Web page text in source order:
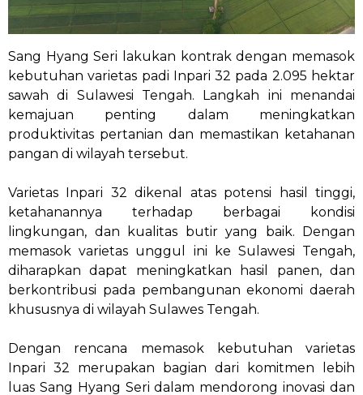
Sang Hyang Seri lakukan kontrak dengan memasok
kebutuhan varietas padi Inpari 32 pada 2.095 hektar
sawah di Sulawesi Tengah. Langkah ini menandai
kemajuan penting dalam meningkatkan
produktivitas pertanian dan memastikan ketahanan
pangan di wilayah tersebut.
Varietas Inpari 32 dikenal atas potensi hasil tinggi,
ketahanannya terhadap berbagai kondisi
lingkungan, dan kualitas butir yang baik. Dengan
memasok varietas unggul ini ke Sulawesi Tengah,
diharapkan dapat meningkatkan hasil panen, dan
berkontribusi pada pembangunan ekonomi daerah
khususnya di wilayah Sulawes Tengah.
Dengan rencana memasok kebutuhan varietas
Inpari 32 merupakan bagian dari komitmen lebih
luas Sang Hyang Seri dalam mendorong inovasi dan